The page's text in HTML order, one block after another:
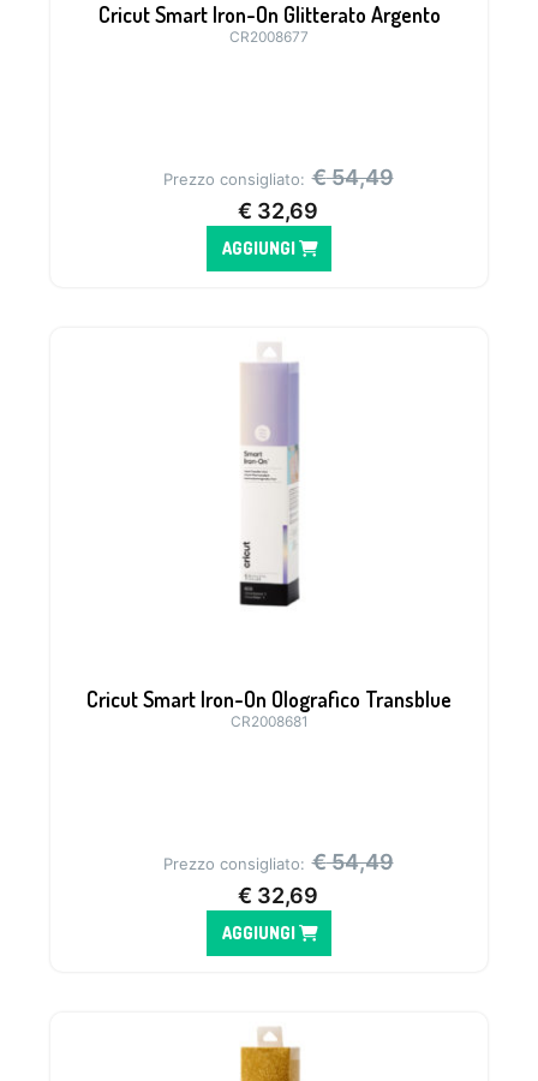
Cricut Smart Iron-On Glitterato Argento
CR2008677
Prezzo consigliato: €54,49
€ 32,69
AGGIUNGI
Cricut Smart Iron-On Olografico Transblue
CR2008681
Prezzo consigliato: €54,49
€ 32,69
AGGIUNGI